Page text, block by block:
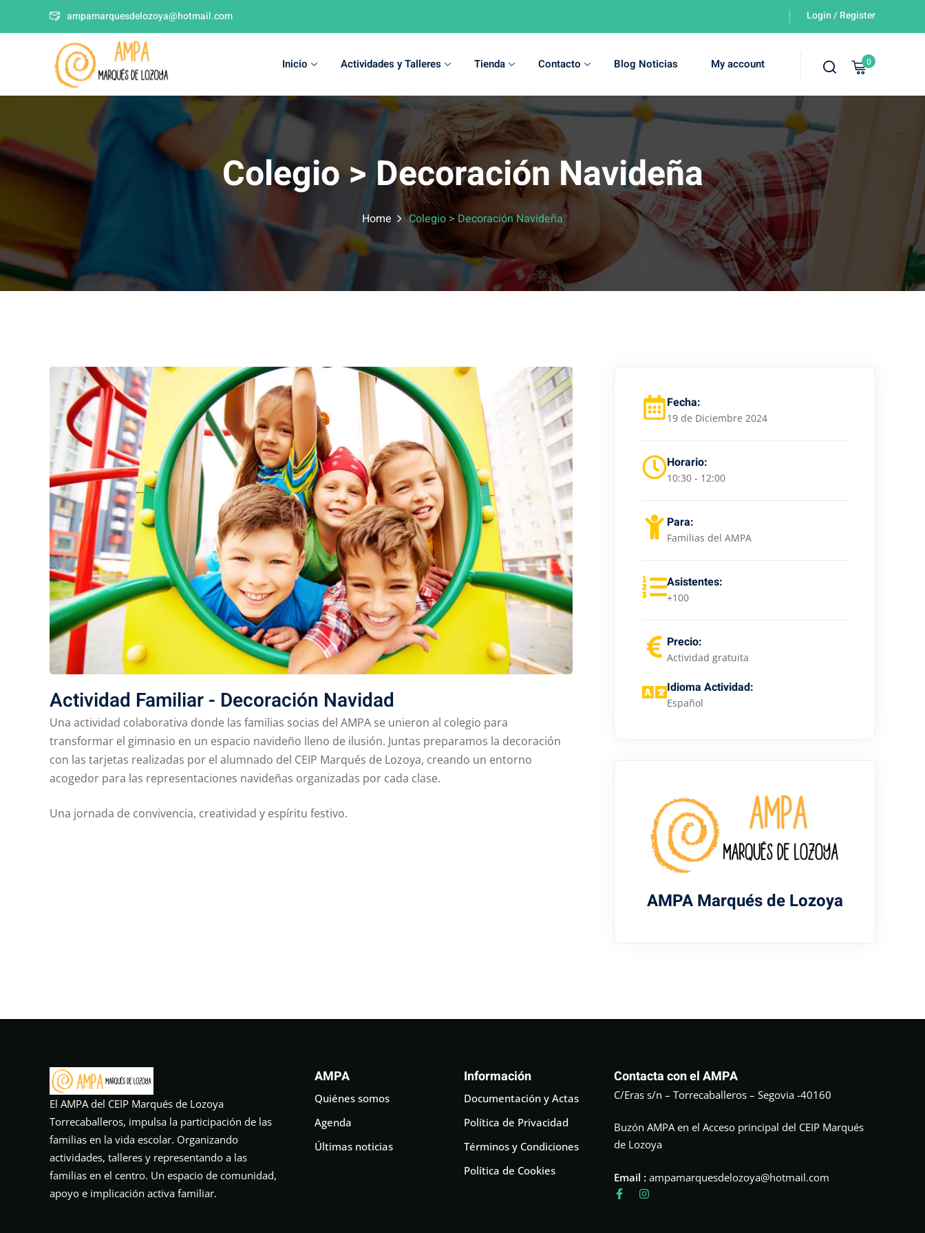
ampamarquesdelozoya@hotmail.com Login / Register
Inicio Actividades y Talleres Tienda Contacto Blog Noticias My account 0
Colegio > Decoración Navideña
Home Colegio > Decoración Navideña
Actividad Familiar - Decoración Navidad
Una actividad colaborativa donde las familias socias del AMPA se unieron al colegio para
transformar el gimnasio en un espacio navideño lleno de ilusión. Juntas preparamos la decoración
con las tarjetas realizadas por el alumnado del CEIP Marqués de Lozoya, creando un entorno
acogedor para las representaciones navideñas organizadas por cada clase.
Una jornada de convivencia, creatividad y espíritu festivo.
Fecha:
19 de Diciembre 2024
Horario:
10:30 - 12:00
Para:
Familias del AMPA
Asistentes:
+100
Precio:
Actividad gratuita
Idioma Actividad:
Español
AMPA Marqués de Lozoya
El AMPA del CEIP Marqués de Lozoya
Torrecaballeros, impulsa la participación de las
familias en la vida escolar. Organizando
actividades, talleres y representando a las
familias en el centro. Un espacio de comunidad,
apoyo e implicación activa familiar.
AMPA
Quiénes somos
Agenda
Últimas noticias
Información
Documentación y Actas
Política de Privacidad
Términos y Condiciones
Política de Cookies
Contacta con el AMPA
C/Eras s/n – Torrecaballeros – Segovia -40160
Buzón AMPA en el Acceso principal del CEIP Marqués
de Lozoya
Email : ampamarquesdelozoya@hotmail.com
Sign in Sign up
Sign in
Don’t have an account? Sign up